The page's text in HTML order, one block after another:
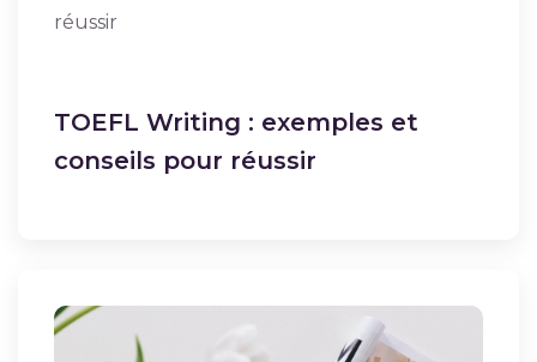
TOEFL Writing : exemples et
conseils pour réussir